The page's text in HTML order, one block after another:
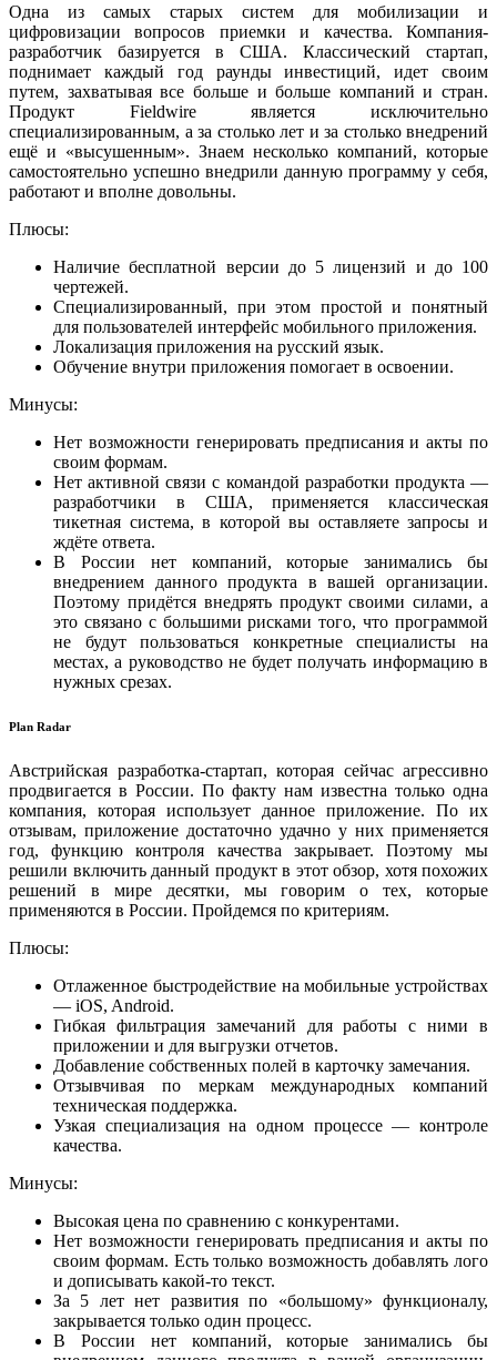
Одна из самых старых систем для мобилизации и
цифровизации вопросов приемки и качества. Компания-
разработчик базируется в США. Классический стартап,
поднимает каждый год раунды инвестиций, идет своим
путем, захватывая все больше и больше компаний и стран.
Продукт Fieldwire является исключительно
специализированным, а за столько лет и за столько внедрений
ещё и «высушенным». Знаем несколько компаний, которые
самостоятельно успешно внедрили данную программу у себя,
работают и вполне довольны.
Плюсы:
Наличие бесплатной версии до 5 лицензий и до 100
чертежей.
Специализированный, при этом простой и понятный
для пользователей интерфейс мобильного приложения.
Локализация приложения на русский язык.
Обучение внутри приложения помогает в освоении.
Минусы:
Нет возможности генерировать предписания и акты по
своим формам.
Нет активной связи с командой разработки продукта —
разработчики в США, применяется классическая
тикетная система, в которой вы оставляете запросы и
ждёте ответа.
В России нет компаний, которые занимались бы
внедрением данного продукта в вашей организации.
Поэтому придётся внедрять продукт своими силами, а
это связано с большими рисками того, что программой
не будут пользоваться конкретные специалисты на
местах, а руководство не будет получать информацию в
нужных срезах.
Plan Radar
Австрийская разработка-стартап, которая сейчас агрессивно
продвигается в России. По факту нам известна только одна
компания, которая использует данное приложение. По их
отзывам, приложение достаточно удачно у них применяется
год, функцию контроля качества закрывает. Поэтому мы
решили включить данный продукт в этот обзор, хотя похожих
решений в мире десятки, мы говорим о тех, которые
применяются в России. Пройдемся по критериям.
Плюсы:
Отлаженное быстродействие на мобильные устройствах
— iOS, Android.
Гибкая фильтрация замечаний для работы с ними в
приложении и для выгрузки отчетов.
Добавление собственных полей в карточку замечания.
Отзывчивая по меркам международных компаний
техническая поддержка.
Узкая специализация на одном процессе — контроле
качества.
Минусы:
Высокая цена по сравнению с конкурентами.
Нет возможности генерировать предписания и акты по
своим формам. Есть только возможность добавлять лого
и дописывать какой-то текст.
За 5 лет нет развития по «большому» функционалу,
закрывается только один процесс.
В России нет компаний, которые занимались бы